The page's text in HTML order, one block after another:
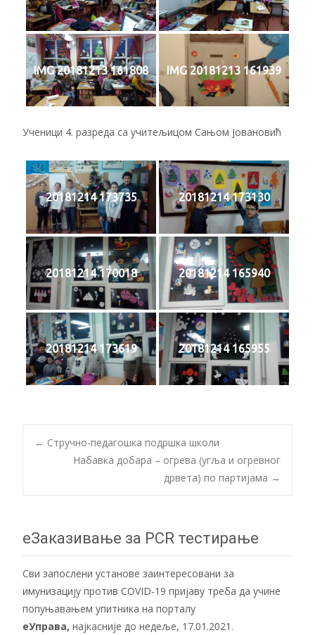
IMG 20181213 161808 IMG 20181213 161939
Ученици 4. разреда са учитељицом Сањом Јовановић
20181214 173735 20181214 173130
20181214 170018 20181214 165940
20181214 173619 20181214 165955
Post
navigation
← Стручно-педагошка подршка школи
Набавка добара – огрева (угља и огревног
дрвета) по партијама →
еЗаказивање за PCR тестирање
Сви запослени установе заинтересовани за
имунизацију против COVID-19 пријаву треба да учине
попуњавањем упитника на порталу
еУправа, најкасније до недеље, 17.01.2021.